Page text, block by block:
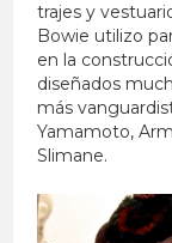
trajes y
Bowie utilizo
en la
diseñados
más
Yamamoto,
Slimane.